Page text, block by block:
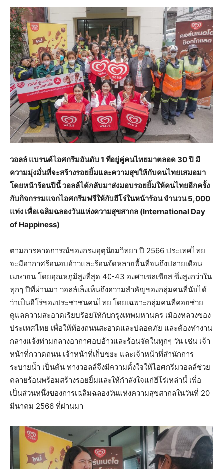
วอลล์ แบรนด์ไอศกรีมอันดับ 1 ที่อยู่คู่คนไทยมาตลอด 30 ปี มี
ความมุ่งมั่นที่จะสร้างรอยยิ้มและความสุขให้กับคนไทยเสมอมา
โดยหน้าร้อนปีนี้ วอลล์ได้กลับมาส่งมอบรอยยิ้มให้คนไทยอีกครั้ง
กับกิจกรรมแจกไอศกรีมฟรีให้กับฮีโร่ในหน้าร้อน จำนวน 5,000
แท่ง เพื่อเฉลิมฉลองวันแห่งความสุขสากล (International Day
of Happiness)
ตามการคาดการณ์ของกรมอุตุนิยมวิทยา ปี 2566 ประเทศไทย
จะมีอากาศร้อนอบอ้าวและร้อนจัดหลายพื้นที่จนถึงปลายเดือน
เมษายน โดยอุณหภูมิสูงที่สุด 40-43 องศาเซลเซียส ซึ่งสูงกว่าใน
ทุกๆ ปีที่ผ่านมา วอลล์เล็งเห็นถึงความสำคัญของกลุ่มคนที่นับได้
ว่าเป็นฮีโร่ของประชาชนคนไทย โดยเฉพาะกลุ่มคนที่คอยช่วย
ดูแลความสะอาดเรียบร้อยให้กับกรุงเทพมหานคร เมืองหลวงของ
ประเทศไทย เพื่อให้ท้องถนนสะอาดและปลอดภัย และต้องทำงาน
กลางแจ้งท่ามกลางอากาศอบอ้าวและร้อนจัดในทุกๆ วัน เช่น เจ้า
หน้าที่กวาดถนน เจ้าหน้าที่เก็บขยะ และเจ้าหน้าที่สำนักการ
ระบายน้ำ เป็นต้น ทางวอลล์จึงมีความตั้งใจให้ไอศกรีมวอลล์ช่วย
คลายร้อนพร้อมสร้างรอยยิ้มและให้กำลังใจแก่ฮีโร่เหล่านี้ เพื่อ
เป็นส่วนหนึ่งของการเฉลิมฉลองวันแห่งความสุขสากลในวันที่ 20
มีนาคม 2566 ที่ผ่านมา